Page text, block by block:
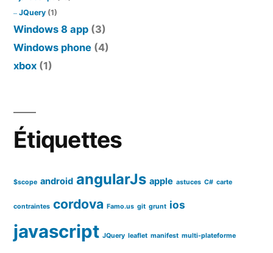
JQuery (1)
Windows 8 app (3)
Windows phone (4)
xbox (1)
Étiquettes
$scope android angularJs apple astuces C# carte
contraintes cordova Famo.us git grunt ios
javascript JQuery leaflet manifest multi-plateforme